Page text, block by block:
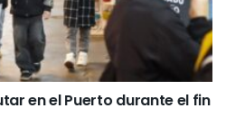
en el Puerto durante el fin